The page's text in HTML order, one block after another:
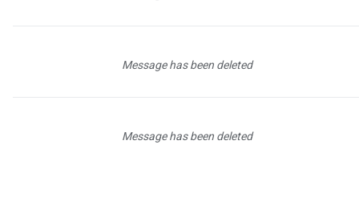
Message has been deleted
Message has been deleted